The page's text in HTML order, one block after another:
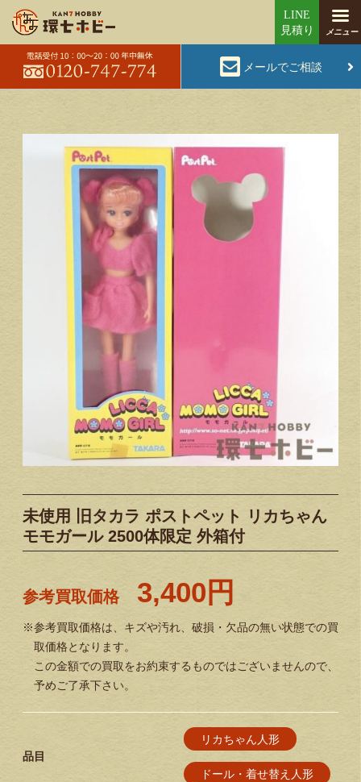
メールでご相談
未使用 旧タカラ ポストペット リカちゃん
モモガール 2500体限定 外箱付
参考買取価格 3,400円
※参考買取価格は、キズや汚れ、破損・欠品の無い状態での買
取価格となります。
この金額での買取をお約束するものではございませんので、
予めご了承下さい。
品目
リカちゃん人形
ドール・着せ替え人形